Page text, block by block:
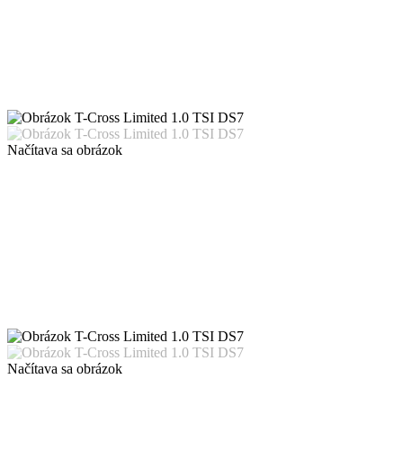
Načítava sa obrázok
Načítava sa obrázok